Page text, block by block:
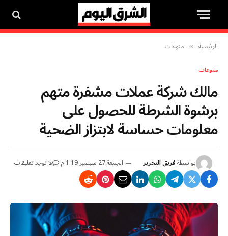
الرئيسية » منوعات
منوعات
مالك شركة عملات مشفرة متهم
برشوة الشرطة للحصول على
معلومات حساسة لابتزاز الضحية
بواسطةفريق التحرير الجمعة 27 سبتمبر 1:19 م لا توجد تعليقات